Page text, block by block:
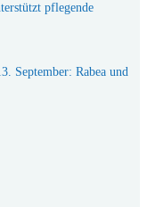
pflegende
September: Rabea und